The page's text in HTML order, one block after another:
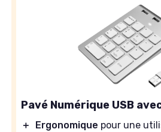
Pavé Numérique USB
＋ Ergonomique pour une